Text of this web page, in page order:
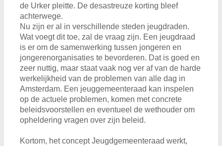
de Urker pleitte. De desastreuze korting bleef
achterwege.
Nu zijn er al in verschillende steden jeugdraden.
Wat voegt dit toe, zal de vraag zijn. Een jeugdraad
is er om de samenwerking tussen jongeren en
jongerenorganisaties te bevorderen. Dat is goed en
zeer nuttig, maar staat vaak nog ver af van de harde
werkelijkheid van de problemen van alle dag in
Amsterdam. Een jeuggemeenteraad kan inspelen
op de actuele problemen, komen met concrete
beleidsvoorstellen en eventueel de wethouder om
opheldering vragen over zijn beleid.
Kortom, het concept Jeugdgemeenteraad werkt,